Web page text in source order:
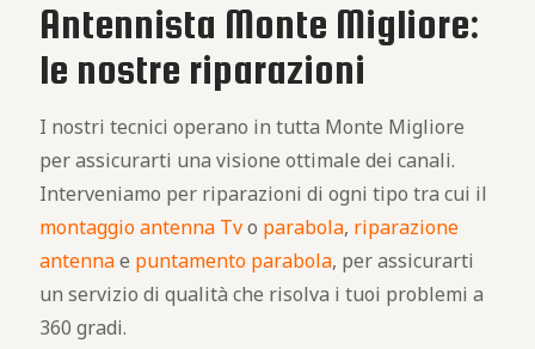
Antennista Monte Migliore:
le nostre riparazioni
I nostri tecnici operano in tutta Monte Migliore
per assicurarti una visione ottimale dei canali.
Interveniamo per riparazioni di ogni tipo tra cui il
montaggio antenna Tvo parabola, riparazione
antennae puntamento parabola, per assicurarti
un servizio di qualità che risolva i tuoi problemi a
360 gradi.